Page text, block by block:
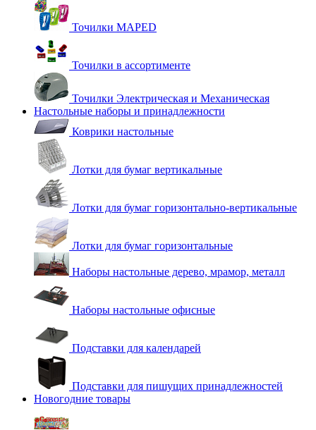
Точилки MAPED
Точилки в ассортименте
Точилки Электрическая и Механическая
Настольные наборы и принадлежности
Коврики настольные
Лотки для бумаг вертикальные
Лотки для бумаг горизонтально-вертикальные
Лотки для бумаг горизонтальные
Наборы настольные дерево, мрамор, металл
Наборы настольные офисные
Подставки для календарей
Подставки для пишущих принадлежностей
Новогодние товары